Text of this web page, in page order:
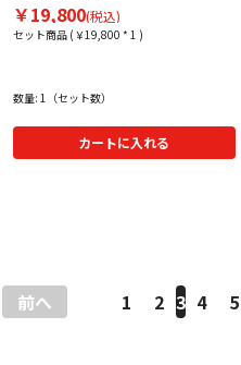
￥19,800(税込)
セット商品 (￥19,800 * 1 )
数量: 1（セット数）
カートに入れる
前へ 1 2 3 4 5